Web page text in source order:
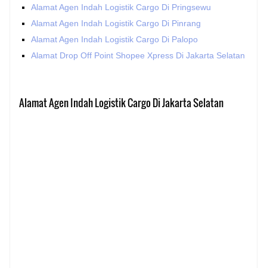
Alamat Agen Indah Logistik Cargo Di Pringsewu
Alamat Agen Indah Logistik Cargo Di Pinrang
Alamat Agen Indah Logistik Cargo Di Palopo
Alamat Drop Off Point Shopee Xpress Di Jakarta Selatan
Alamat Agen Indah Logistik Cargo Di Jakarta Selatan